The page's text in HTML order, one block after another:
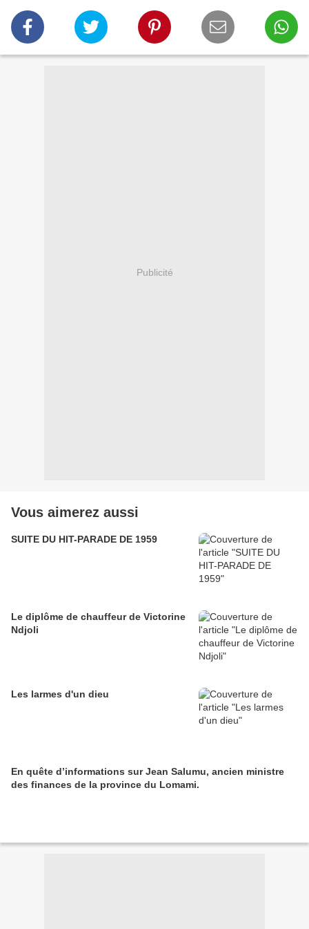
Publicité
Vous aimerez aussi
SUITE DU HIT-PARADE DE 1959
Le diplôme de chauffeur de Victorine
Ndjoli
Les larmes d'un dieu
En quête d’informations sur Jean Salumu, ancien ministre
des finances de la province du Lomami.